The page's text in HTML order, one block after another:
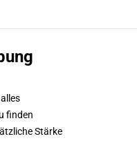
finden
Stärke